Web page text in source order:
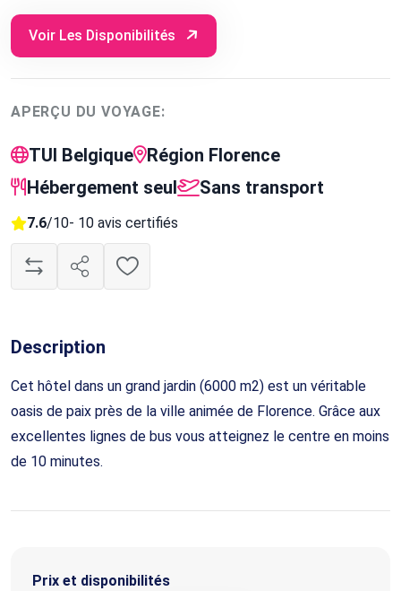
Voir Les Disponibilités
APERÇU DU VOYAGE:
TUI Belgique
Région Florence
Hébergement seul
Sans transport
7.6/10- 10 avis certifiés
Description
Cet hôtel dans un grand jardin (6000 m2) est un véritable
oasis de paix près de la ville animée de Florence. Grâce aux
excellentes lignes de bus vous atteignez le centre en moins
de 10 minutes.
Prix et disponibilités